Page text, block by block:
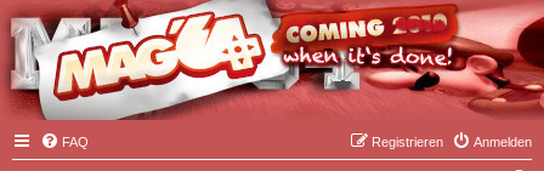
FAQ Anmelden
Registrieren